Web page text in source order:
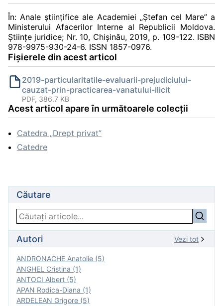
În: Anale ştiinţifice ale Academiei „Ştefan cel Mare” a
Ministerului Afacerilor Interne al Republicii Moldova.
Știinţe juridice; Nr. 10, Chişinău, 2019, p. 109-122. ISBN
978-9975-930-24-6. ISSN 1857-0976.
Fișierele din acest articol
2019-particularitatile-evaluarii-prejudiciului-
cauzat-prin-practicarea-vanatului-ilicit
PDF, 386.7 KB
Acest articol apare în următoarele colecții
Catedra „Drept privat”
Catedre
Căutare
Autori Vezi tot
ANDRONACHE Anatolie (5)
ANGHEL Cristina (1)
ANTOCI Albert (5)
APAN Rodica-Diana (1)
ARDELEAN Grigore (5)